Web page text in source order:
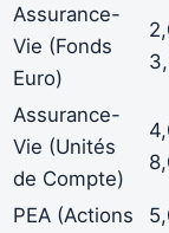
Assurance-
Vie (Fonds
Euro)
Assurance-
Vie (Unités
de Compte)
PEA (Actions